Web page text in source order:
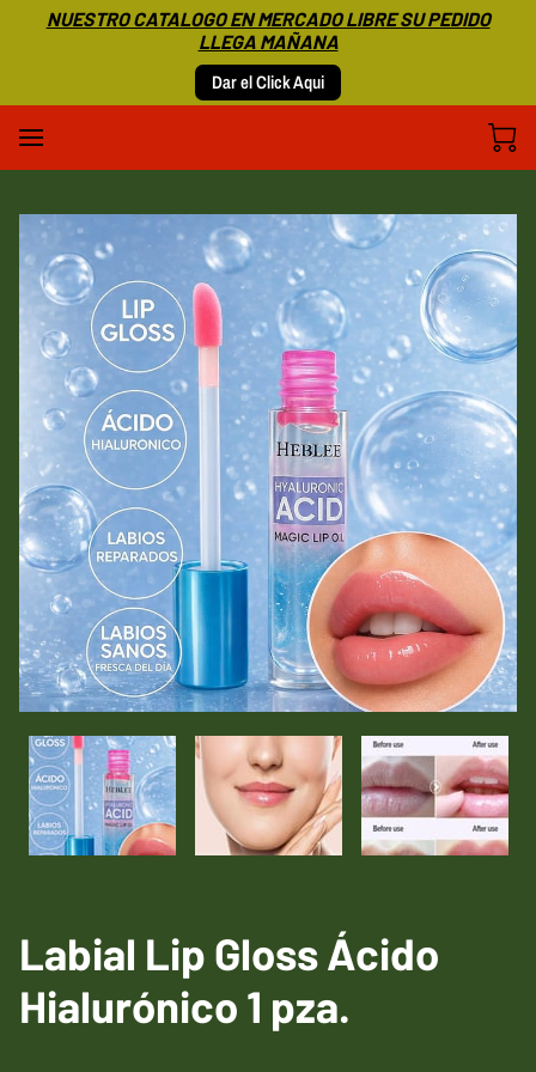
NUESTRO CATALOGO EN MERCADO LIBRE SU PEDIDO
LLEGA MAÑANA
Dar el Click Aqui
Labial Lip Gloss Ácido
Hialurónico 1 pza.